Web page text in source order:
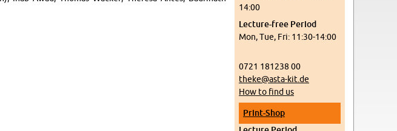
14:00
Lec­ture-free Pe­riod
Mon, Tue, Fri: 11:30-14:00
0721 181238 00
theke@​asta-​kit.​de
How to find us
Print-Shop